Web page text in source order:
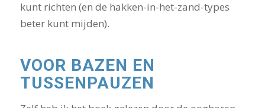
kunt richten (en de hakken-in-het-zand-types
beter kunt mijden).
VOOR BAZEN EN
TUSSENPAUZEN